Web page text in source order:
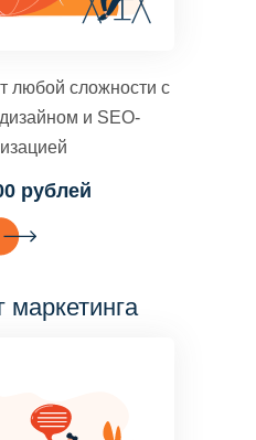
любой сложности с
и SEO-
рублей
маркетинга